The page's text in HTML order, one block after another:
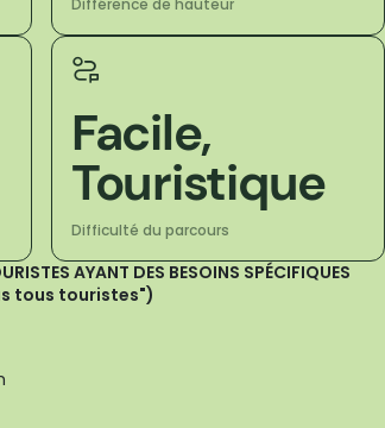
Différence de hauteur
Facile,
Touristique
Difficulté du parcours
AYANT DES BESOINS SPÉCIFIQUES
tous touristes")